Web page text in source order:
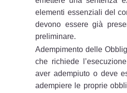
elementi essenziali del
devono essere già
preliminare.
Adempimento delle
che richiede
aver adempiuto o deve
adempiere le proprie